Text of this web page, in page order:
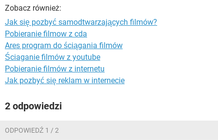
WINDOWS 10
Zobacz również:
Jak się pozbyć samodtwarzających filmów?
Pobieranie filmow z cda
Ares program do ściągania filmów
Ściaganie filmów z youtube
Pobieranie filmów z internetu
Jak pozbyć się reklam w internecie
2 odpowiedzi
ODPOWIEDŹ 1 / 2